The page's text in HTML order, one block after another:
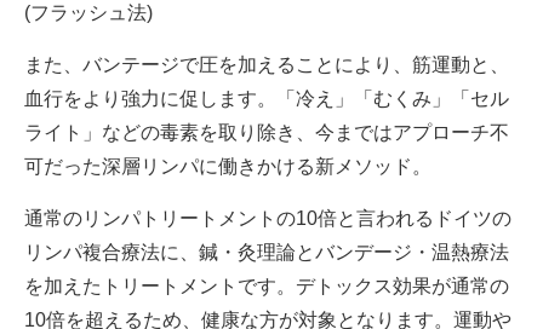
(フラッシュ法)
また、バンテージで圧を加えることにより、筋運動と、
血行をより強力に促します。「冷え」「むくみ」「セル
ライト」などの毒素を取り除き、今まではアプローチ不
可だった深層リンパに働きかける新メソッド。
通常のリンパトリートメントの10倍と言われるドイツの
リンパ複合療法に、鍼・灸理論とバンデージ・温熱療法
を加えたトリートメントです。デトックス効果が通常の
10倍を超えるため、健康な方が対象となります。運動や